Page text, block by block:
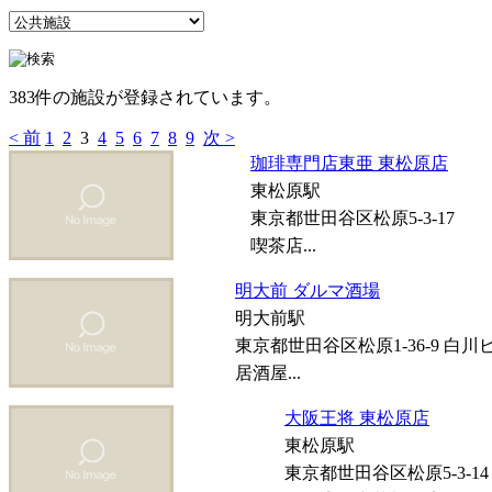
383件の施設が登録されています。
< 前 1 2 3 4 5 6 7 8 9 次 >
珈琲専門店東亜 東松原店
東松原駅
東京都世田谷区松原5-3-17
喫茶店...
明大前 ダルマ酒場
明大前駅
東京都世田谷区松原1-36-9 白川
居酒屋...
大阪王将 東松原店
東松原駅
東京都世田谷区松原5-3-14